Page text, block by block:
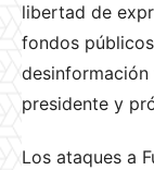
libertad de
fondos
presidente y
Los ataques a